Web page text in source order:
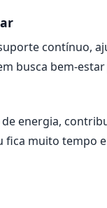
contínuo,
busca bem-
energia,
fica muito tempo